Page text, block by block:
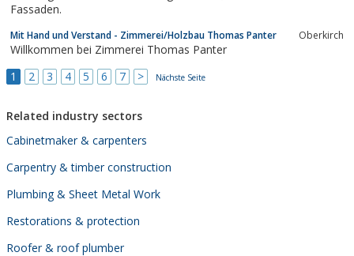
Fassaden.
Mit Hand und Verstand - Zimmerei/Holzbau Thomas Panter Oberkirch
Willkommen bei Zimmerei Thomas Panter
1
2 3 4 5 6 7 > Nächste Seite
Related industry sectors
Cabinetmaker & carpenters
Carpentry & timber construction
Plumbing & Sheet Metal Work
Restorations & protection
Roofer & roof plumber